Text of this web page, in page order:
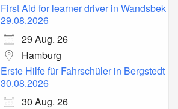
First Aid for learner driver in Wandsbek
29.08.2026
29 Aug. 26
Hamburg
Erste Hilfe für Fahrschüler in Bergstedt
30.08.2026
30 Aug. 26